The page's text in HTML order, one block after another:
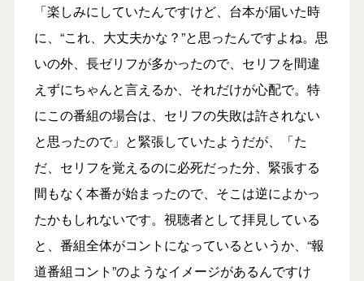
「楽しみにしていたんですけど、台本が届いた時
に、“これ、大丈夫かな？”と思ったんですよね。思
いの外、長ゼリフが多かったので、セリフを間違
えずにちゃんと言えるか、それだけが心配で。特
にこの番組の場合は、セリフの失敗は許されない
と思ったので」と緊張していたようだが、「た
だ、セリフを覚えるのに必死だった分、緊張する
間もなく本番が始まったので、そこは逆によかっ
たかもしれないです。視聴者として拝見している
と、番組全体がコントになっているというか、“報
道番組コント”のようなイメージがあるんですけ